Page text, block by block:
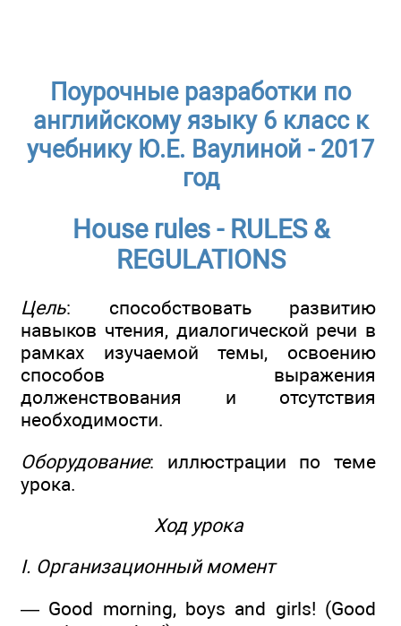
Поурочные разработки по
английскому языку 6 класс к
учебнику Ю.Е. Ваулиной - 2017
год
House rules - RULES &
REGULATIONS
Цель: способствовать развитию
навыков чтения, диалогической речи в
рамках изучаемой темы, освоению
способов выражения
долженствования и отсутствия
необходимости.
Оборудование: иллюстрации по теме
урока.
Ход урока
I. Организационный момент
— Good morning, boys and girls! (Good